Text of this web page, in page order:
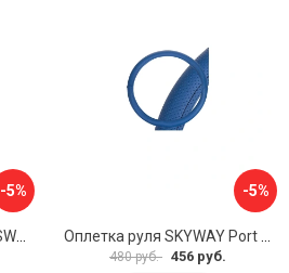
-5% -5%
480 руб. 456 руб.